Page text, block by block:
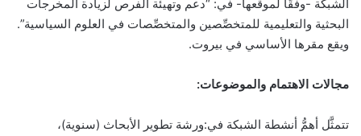
الشبكة -وفقًا لموقعها- في: “دعم وتهيئة الفرص لزيادة المخرجات
البحثية والتعليمية للمتخصِّصين والمتخصِّصات في العلوم السياسية”.
ويقع مقرها الأساسي في بيروت.
مجالات الاهتمام والموضوعات:
تتمثَّل أهمُّ أنشطة الشبكة في:ورشة تطوير الأبحاث (سنوية)،